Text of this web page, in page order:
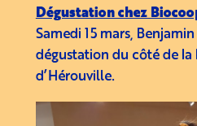
Dégustation chez
Samedi 15 mars,
dégustation du côté de la
d’Hérouville.